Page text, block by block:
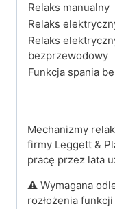
Relaks manualny
Relaks
Relaks
bezprzewodowy
Funkcja spania
Mechanizmy
firmy Leggett &
pracę przez lata
⚠️ Wymagana
rozłożenia